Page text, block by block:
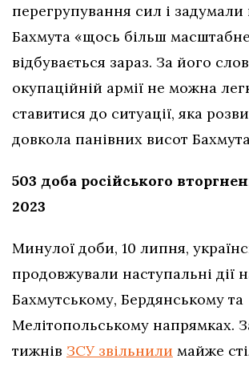
перегрупування сил і задумали
Бахмута «щось більш
відбувається зараз. За його
окупаційній армії не можна
ставитися до ситуації, яка
довкола панівних висот
503 доба російського
2023
Минулої доби, 10 липня,
продовжували наступальні дії
Бахмутському, Бердянському та
Мелітопольському напрямках.
тижнів ЗСУ звільнили майже